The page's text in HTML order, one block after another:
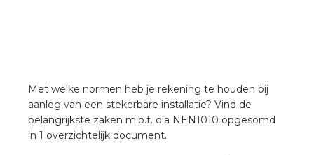
Met welke normen heb je rekening te houden bij
aanleg van een stekerbare installatie? Vind de
belangrijkste zaken m.b.t. o.a NEN1010 opgesomd
in 1 overzichtelijk document.
installeren